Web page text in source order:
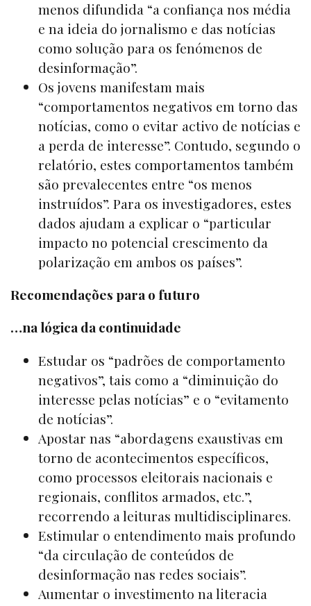
menos difundida “a confiança nos média
e na ideia do jornalismo e das notícias
como solução para os fenómenos de
desinformação”.
Os jovens manifestam mais
“comportamentos negativos em torno das
notícias, como o evitar activo de notícias e
a perda de interesse”. Contudo, segundo o
relatório, estes comportamentos também
são prevalecentes entre “os menos
instruídos”. Para os investigadores, estes
dados ajudam a explicar o “particular
impacto no potencial crescimento da
polarização em ambos os países”.
Recomendações para o futuro
…na lógica da continuidade
Estudar os “padrões de comportamento
negativos”, tais como a “diminuição do
interesse pelas notícias” e o “evitamento
de notícias”.
Apostar nas “abordagens exaustivas em
torno de acontecimentos específicos,
como processos eleitorais nacionais e
regionais, conflitos armados, etc.”,
recorrendo a leituras multidisciplinares.
Estimular o entendimento mais profundo
“da circulação de conteúdos de
desinformação nas redes sociais”.
Aumentar o investimento na literacia